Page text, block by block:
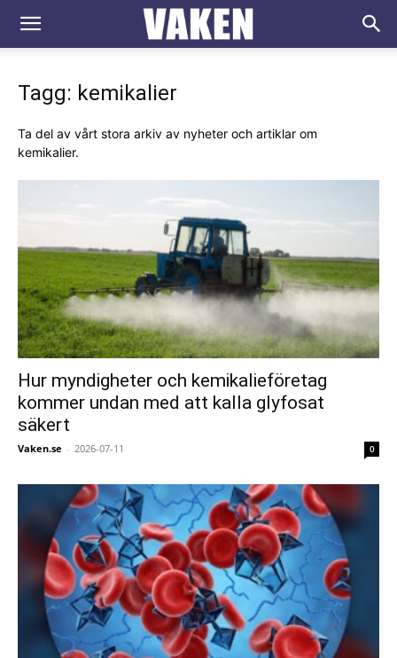
VAKEN.se
Tagg: kemikalier
Ta del av vårt stora arkiv av nyheter och artiklar om
kemikalier.
Hur myndigheter och kemikalieföretag
kommer undan med att kalla glyfosat
säkert
Vaken.se - 2026-07-11 0